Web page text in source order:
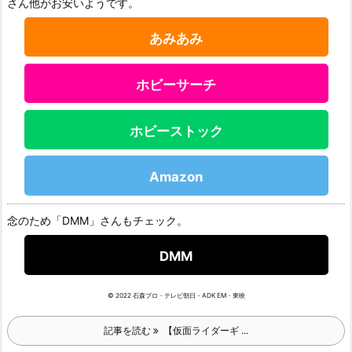
あみあみ
ホビーサーチ
ホビーストック
Amazon
念のため「DMM」さんもチェック。
DMM
© 2022 石森プロ・テレビ朝日・ADK EM・東映
記事を読む 【仮面ライダーギ ...